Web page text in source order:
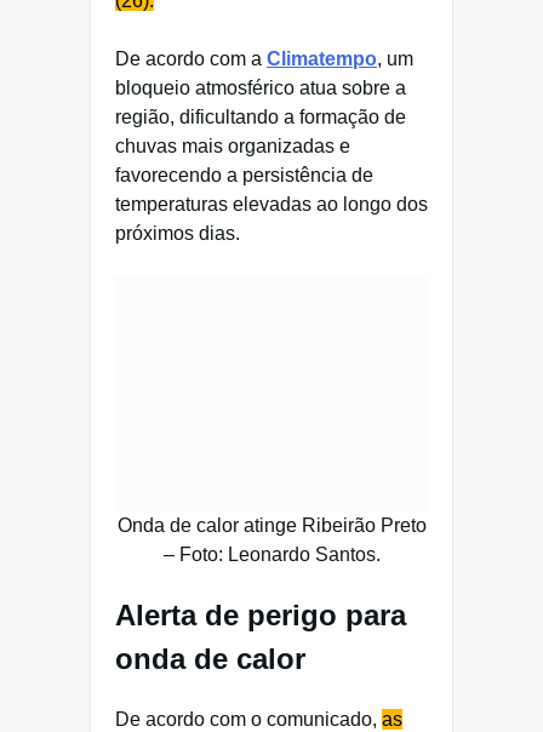
De acordo com a Climatempo, um
bloqueio atmosférico atua sobre a
região, dificultando a formação de
chuvas mais organizadas e
favorecendo a persistência de
temperaturas elevadas ao longo dos
próximos dias.
Onda de calor atinge Ribeirão Preto
– Foto: Leonardo Santos.
Alerta de perigo para
onda de calor
De acordo com o comunicado, as